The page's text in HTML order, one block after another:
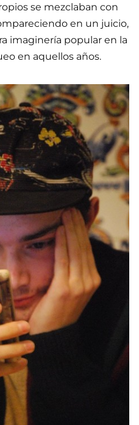
se mezclaban con
en un juicio,
imaginería popular en la
en aquellos años.